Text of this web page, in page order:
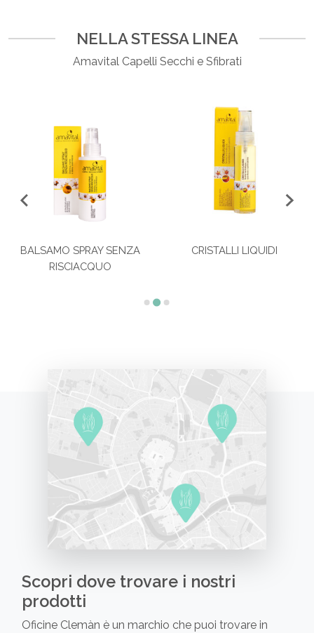
NELLA STESSA LINEA
Amavital Capelli Secchi e Sfibrati
BALSAMO SPRAY SENZA
RISCIACQUO
CRISTALLI LIQUIDI
Scopri dove trovare i nostri
prodotti
Oficine Clemàn è un marchio che puoi trovare in